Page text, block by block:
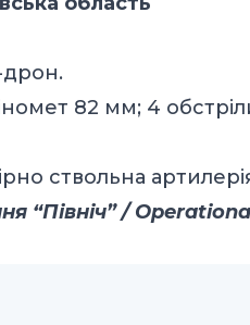
82 мм; 4
ствольна
“Північ” /